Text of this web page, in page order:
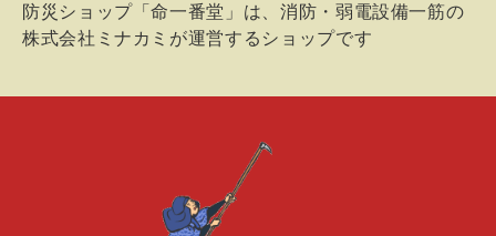
防災ショップ「命一番堂」は、消防・弱電設備一筋の
株式会社ミナカミが運営するショップです